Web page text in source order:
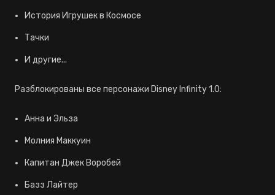
История Игрушек в Космосе
Тачки
И другие...
Разблокированы все персонажи Disney Infinity 1.0:
Анна и Эльза
Молния Маккуин
Капитан Джек Воробей
Базз Лайтер